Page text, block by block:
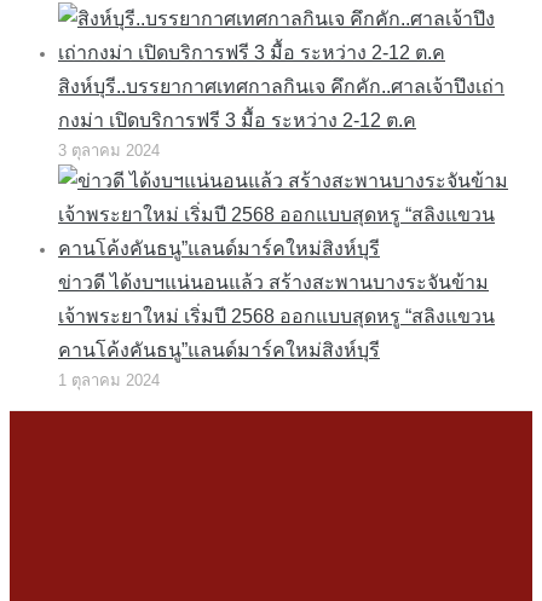
สิงห์บุรี..บรรยากาศเทศกาลกินเจ คึกคัก..ศาลเจ้าปึงเถ่า
กงม่า เปิดบริการฟรี 3 มื้อ ระหว่าง 2-12 ต.ค
3 ตุลาคม 2024
ข่าวดี ได้งบฯแน่นอนแล้ว สร้างสะพานบางระจันข้าม
เจ้าพระยาใหม่ เริ่มปี 2568 ออกแบบสุดหรู “สลิงแขวน
คานโค้งคันธนู”แลนด์มาร์คใหม่สิงห์บุรี
1 ตุลาคม 2024